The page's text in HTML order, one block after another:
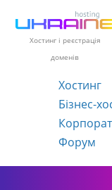
Хостинг і реєстрація
доменів
Хостинг
Бізнес-
Форум